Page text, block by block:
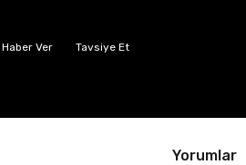
Ver Tavsiye Et
Yorumlar